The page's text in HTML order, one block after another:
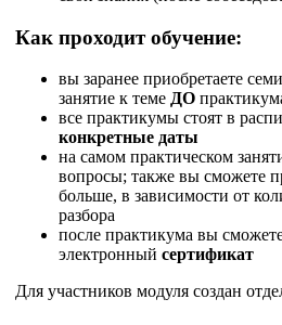
Как проходит обучение:
вы заранее приобретаете
занятие к теме ДО
все практикумы стоят в
конкретные даты
на самом практическом
вопросы; также вы сможете
больше, в зависимости от
разбора
после практикума вы
электронный сертификат
Для участников модуля создан